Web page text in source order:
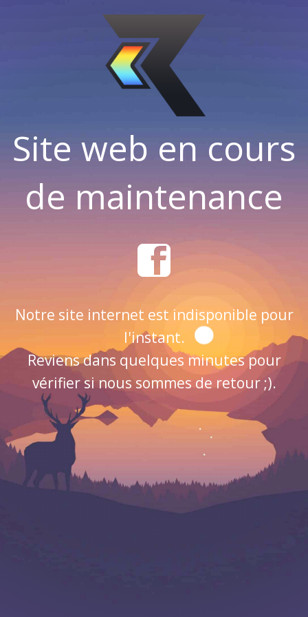
Site web en cours
de maintenance
Notre site internet est indisponible pour
l'instant.
Reviens dans quelques minutes pour
vérifier si nous sommes de retour ;).